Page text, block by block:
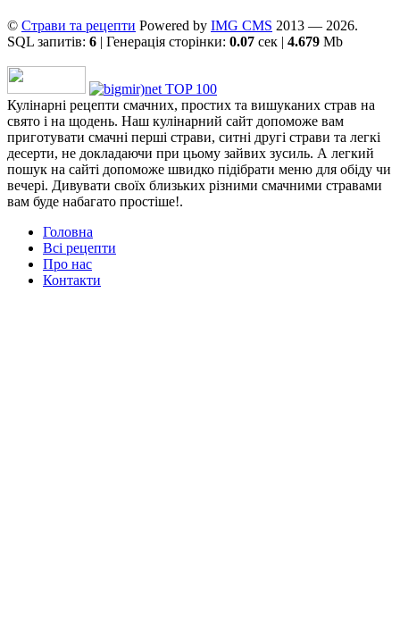
© Страви та рецепти Powered by ІMG CMS 2013 — 2026.
SQL запитів: 6 | Генерація сторінки: 0.07 сек | 4.679 Mb
Кулінарні рецепти смачних, простих та вишуканих страв на
свято і на щодень. Наш кулінарний сайт допоможе вам
приготувати смачні перші страви, ситні другі страви та легкі
десерти, не докладаючи при цьому зайвих зусиль. А легкий
пошук на сайті допоможе швидко підібрати меню для обіду чи
вечері. Дивувати своїх близьких різними смачними стравами
вам буде набагато простіше!.
Головна
Всі рецепти
Про нас
Контакти